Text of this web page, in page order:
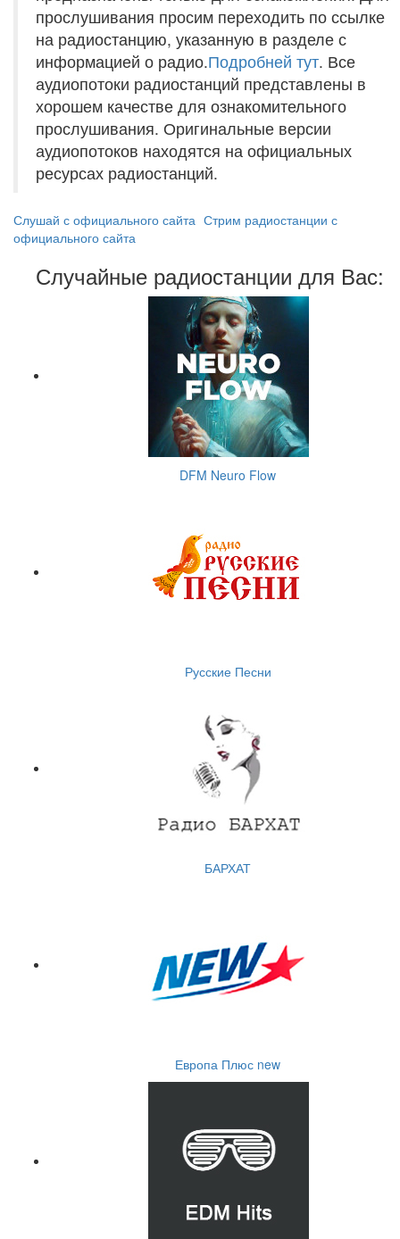
прослушивания просим переходить по ссылке
на радиостанцию, указанную в разделе с
информацией о радио.Подробней тут. Все
аудиопотоки радиостанций представлены в
хорошем качестве для ознакомительного
прослушивания. Оригинальные версии
аудиопотоков находятся на официальных
ресурсах радиостанций.
Слушай с официального сайта Стрим радиостанции с
официального сайта
Случайные радиостанции для Вас:
DFM Neuro Flow
Русские Песни
БАРХАТ
Европа Плюс new